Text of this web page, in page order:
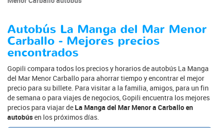
Autobús La Manga del Mar Menor
Carballo - Mejores precios
encontrados
Gopili compara todos los precios y horarios de autobús La Manga
del Mar Menor Carballo para ahorrar tiempo y encontrar el mejor
precio para su billete. Para visitar a la familia, amigos, para un fin
de semana o para viajes de negocios, Gopili encuentra los mejores
precios para viajar de La Manga del Mar Menor a Carballo en
autobúsen los próximos días.